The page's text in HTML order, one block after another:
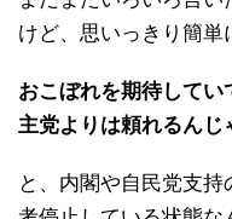
けど、思いっきり簡単
おこぼれを期待して
主党よりは頼れるんじ
と、内閣や自民党支